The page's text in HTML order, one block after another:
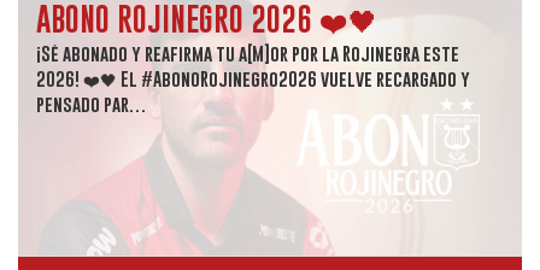
ABONO ROJINEGRO 2026 ❤️🖤
¡Sé abonado y reafirma tu a[M]or por la Rojinegra este
2026! ❤️🖤 El #AbonoRojinegro2026 vuelve recargado y
pensado par…